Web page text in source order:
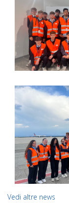
Vedi altre news